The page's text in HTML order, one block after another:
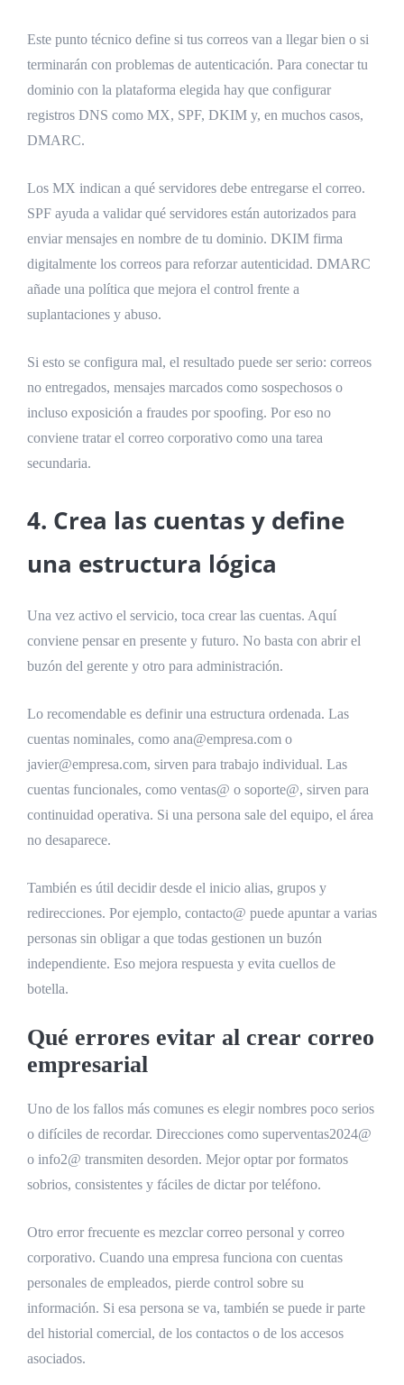
Este punto técnico define si tus correos van a llegar bien o si
terminarán con problemas de autenticación. Para conectar tu
dominio con la plataforma elegida hay que configurar
registros DNS como MX, SPF, DKIM y, en muchos casos,
DMARC.
Los MX indican a qué servidores debe entregarse el correo.
SPF ayuda a validar qué servidores están autorizados para
enviar mensajes en nombre de tu dominio. DKIM firma
digitalmente los correos para reforzar autenticidad. DMARC
añade una política que mejora el control frente a
suplantaciones y abuso.
Si esto se configura mal, el resultado puede ser serio: correos
no entregados, mensajes marcados como sospechosos o
incluso exposición a fraudes por spoofing. Por eso no
conviene tratar el correo corporativo como una tarea
secundaria.
4. Crea las cuentas y define
una estructura lógica
Una vez activo el servicio, toca crear las cuentas. Aquí
conviene pensar en presente y futuro. No basta con abrir el
buzón del gerente y otro para administración.
Lo recomendable es definir una estructura ordenada. Las
cuentas nominales, como ana@empresa.com o
javier@empresa.com, sirven para trabajo individual. Las
cuentas funcionales, como ventas@ o soporte@, sirven para
continuidad operativa. Si una persona sale del equipo, el área
no desaparece.
También es útil decidir desde el inicio alias, grupos y
redirecciones. Por ejemplo, contacto@ puede apuntar a varias
personas sin obligar a que todas gestionen un buzón
independiente. Eso mejora respuesta y evita cuellos de
botella.
Qué errores evitar al crear correo
empresarial
Uno de los fallos más comunes es elegir nombres poco serios
o difíciles de recordar. Direcciones como superventas2024@
o info2@ transmiten desorden. Mejor optar por formatos
sobrios, consistentes y fáciles de dictar por teléfono.
Otro error frecuente es mezclar correo personal y correo
corporativo. Cuando una empresa funciona con cuentas
personales de empleados, pierde control sobre su
información. Si esa persona se va, también se puede ir parte
del historial comercial, de los contactos o de los accesos
asociados.